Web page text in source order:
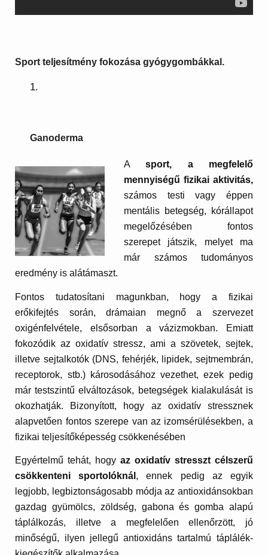
Sport teljesítmény fokozása gyógygombákkal.
Ganoderma
Asport, a megfelelő
mennyiségű fizikai aktivitás,
számos testi vagy éppen
mentális betegség, kórállapot
megelőzésében fontos
szerepet játszik, melyet ma
már számos tudományos
eredmény is alátámaszt.
Fontos tudatosítani magunkban, hogy a fizikai
erőkifejtés során, drámaian megnő a szervezet
oxigénfelvétele, elsősorban a vázizmokban. Emiatt
fokozódik az oxidatív stressz, ami a szövetek, sejtek,
illetve sejtalkotók (DNS, fehérjék, lipidek, sejtmembrán,
receptorok, stb.) károsodásához vezethet, ezek pedig
már testszintű elváltozások, betegségek kialakulását is
okozhatják. Bizonyított, hogy az oxidatív stressznek
alapvetően fontos szerepe van az izomsérülésekben, a
fizikai teljesítőképesség csökkenésében
Egyértelmű tehát, hogy az oxidatív stresszt célszerű
csökkenteni sportolóknál , ennek pedig az egyik
legjobb, legbiztonságosabb módja az antioxidánsokban
gazdag gyümölcs, zöldség, gabona és gomba alapú
táplálkozás, illetve a megfelelően ellenőrzött, jó
minőségű, ilyen jellegű antioxidáns tartalmú táplálék-